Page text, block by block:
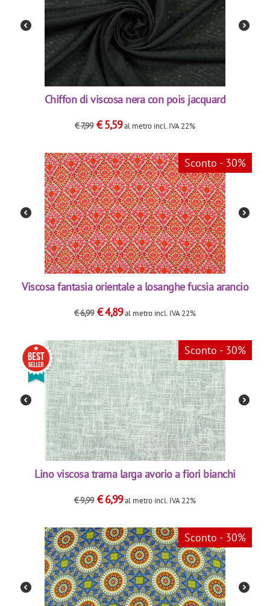
Chiffon di viscosa nera con pois jacquard
€7,99 €5,59al metro incl. IVA 22%
Sconto - 30%
Viscosa fantasia orientale a losanghe fucsia arancio
€6,99 €4,89al metro incl. IVA 22%
Sconto - 30%
Lino viscosa trama larga avorio a fiori bianchi
€9,99 €6,99al metro incl. IVA 22%
Sconto - 30%